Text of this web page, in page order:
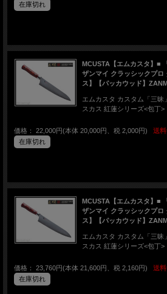
在庫切れ
MCUSTA【エムカスタ】■
ザンマイ クラッシックプロ
ス】【パッカウッド】
エムカスタ カスタム「三昧
スカス 紅蓮シリーズ<包丁>
価格： 22,000円(本体 20,000円、税 2,000円)
送
在庫切れ
MCUSTA【エムカスタ】■
ザンマイ クラッシックプロ
ス】【パッカウッド】
エムカスタ カスタム「三昧
スカス 紅蓮シリーズ<包丁>
価格： 23,760円(本体 21,600円、税 2,160円)
送
在庫切れ